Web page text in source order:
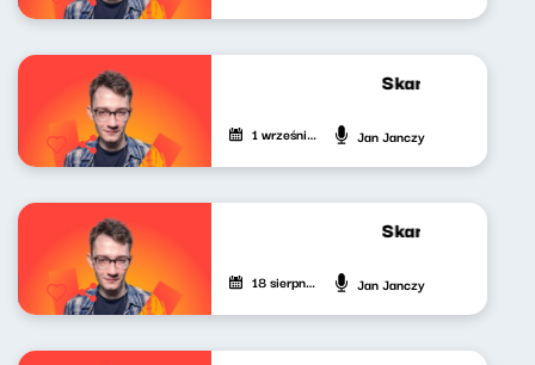
Skandynawskim
1 września 2023 Jan Janczy
Skandynawskim
18 sierpnia 2023 Jan Janczy